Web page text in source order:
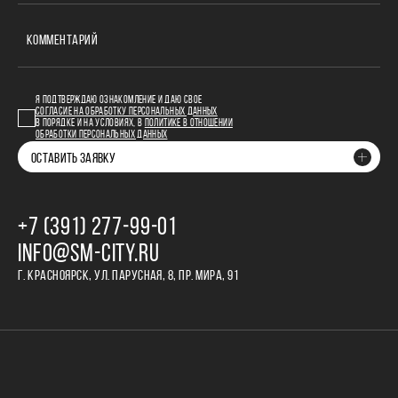
КОММЕНТАРИЙ
Я ПОДТВЕРЖДАЮ ОЗНАКОМЛЕНИЕ И ДАЮ СВОЕ
СОГЛАСИЕ НА ОБРАБОТКУ ПЕРСОНАЛЬНЫХ ДАННЫХ
В ПОРЯДКЕ И НА УСЛОВИЯХ, В
ПОЛИТИКЕ В ОТНОШЕНИИ
ОБРАБОТКИ ПЕРСОНАЛЬНЫХ ДАННЫХ
ОСТАВИТЬ ЗАЯВКУ
+7 (391) 277‒99‒01
INFO@SM-CITY.RU
Г. КРАСНОЯРСК, УЛ. ПАРУСНАЯ, 8, ПР. МИРА, 91